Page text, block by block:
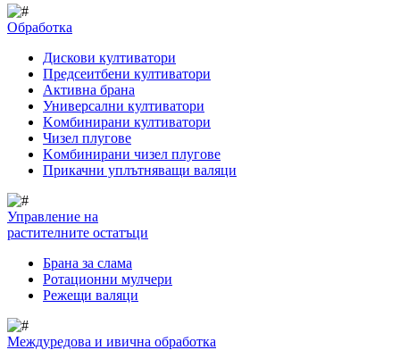
Обработка
Дискови култиватори
Предсеитбени култиватори
Активна брана
Универсални култиватори
Kомбинирани култиватори
Чизел плугове
Kомбинирани чизел плугове
Прикачни уплътняващи валяци
Управление на
растителните остатъци
Брана за слама
Pотационни мулчери
Режещи валяци
Междуредова и ивична обработка